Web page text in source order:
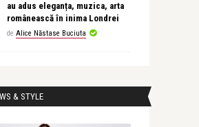
au adus eleganța, muzica, arta
românească în inima Londrei
de Alice Năstase Buciuta
& STYLE